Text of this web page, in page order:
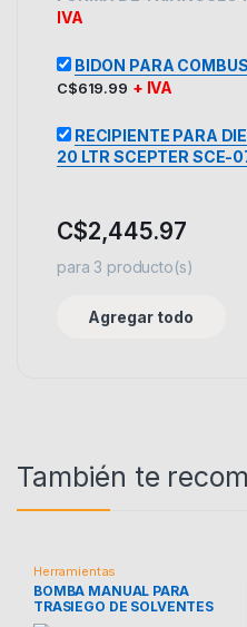
IVA
BIDON PARA
C$619.99 + IVA
RECIPIENTE PARA
20 LTR SCEPTER SCE-
C$2,445.97
para 3 producto(s)
Agregar todo
También te
Herramientas
BOMBA MANUAL PARA
TRASIEGO DE SOLVENTES
TRUPER BOMEX-35